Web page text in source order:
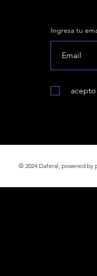
Ingresa tu
© 2024 Daferal, powered by